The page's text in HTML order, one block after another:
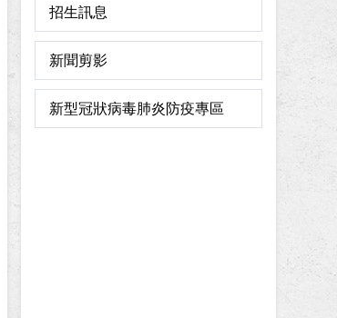
招生訊息
新聞剪影
新型冠狀病毒肺炎防疫專區